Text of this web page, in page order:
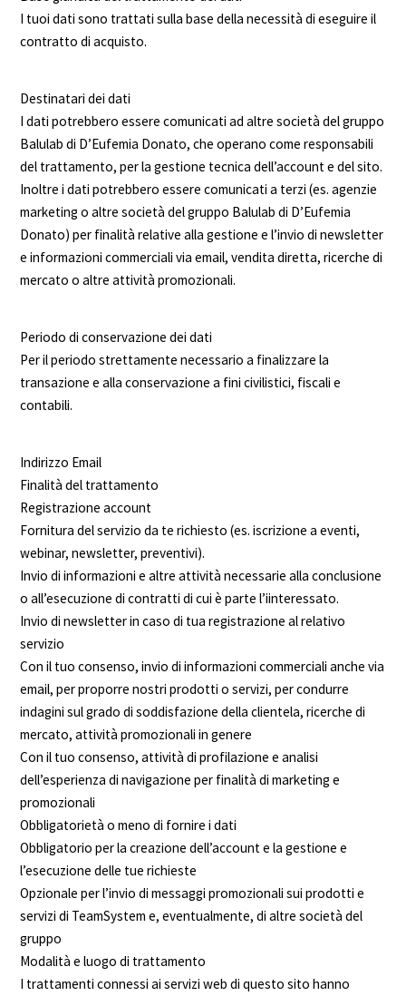
I tuoi dati sono trattati sulla base della necessità di eseguire il
contratto di acquisto.
Destinatari dei dati
I dati potrebbero essere comunicati ad altre società del gruppo
Balulab di D’Eufemia Donato, che operano come responsabili
del trattamento, per la gestione tecnica dell’account e del sito.
Inoltre i dati potrebbero essere comunicati a terzi (es. agenzie
marketing o altre società del gruppo Balulab di D’Eufemia
Donato) per finalità relative alla gestione e l’invio di newsletter
e informazioni commerciali via email, vendita diretta, ricerche di
mercato o altre attività promozionali.
Periodo di conservazione dei dati
Per il periodo strettamente necessario a finalizzare la
transazione e alla conservazione a fini civilistici, fiscali e
contabili.
Indirizzo Email
Finalità del trattamento
Registrazione account
Fornitura del servizio da te richiesto (es. iscrizione a eventi,
webinar, newsletter, preventivi).
Invio di informazioni e altre attività necessarie alla conclusione
o all’esecuzione di contratti di cui è parte l’iinteressato.
Invio di newsletter in caso di tua registrazione al relativo
servizio
Con il tuo consenso, invio di informazioni commerciali anche via
email, per proporre nostri prodotti o servizi, per condurre
indagini sul grado di soddisfazione della clientela, ricerche di
mercato, attività promozionali in genere
Con il tuo consenso, attività di profilazione e analisi
dell’esperienza di navigazione per finalità di marketing e
promozionali
Obbligatorietà o meno di fornire i dati
Obbligatorio per la creazione dell’account e la gestione e
l’esecuzione delle tue richieste
Opzionale per l’invio di messaggi promozionali sui prodotti e
servizi di TeamSystem e, eventualmente, di altre società del
gruppo
Modalità e luogo di trattamento
I trattamenti connessi ai servizi web di questo sito hanno